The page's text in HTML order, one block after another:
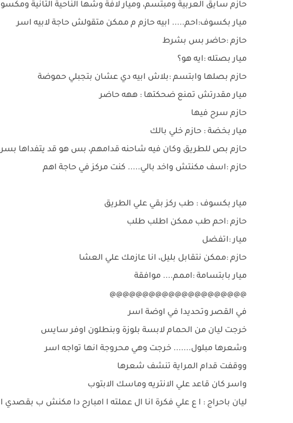
حازم سايق العربية ومبتسم، وميار لافة وشها الناحية التانية
ميار بكسوف:احم..... ابيه حازم م ممكن متقولش حاجة لابيه اسر
حازم :حاضر بس بشرط
ميار بصتله :ايه هو؟
حازم بصلها وابتسم :بلاش ابيه دي عشان بتجبلي حموضة
ميار مقدرتش تمنع ضحكتها : ههه حاضر
حازم سرح فيها
ميار بخضة : حازم خلي بالك
حازم بص للطريق وكان فيه شاحنه قدامهم، بس هو قد يتفداها
حازم :اسف مكنتش واخد بالي..... كنت مركز في حاجة اهم
ميار بكسوف : طب ركز بقي علي الطريق
حازم :احم طب ممكن اطلب طلب
ميار :اتفضل
حازم :ممكن نتقابل بليل، انا عازمك علي العشا
ميار بابتسامة :اممم.... موافقة
@@@@@@@@@@@@@@@@@@@@@
في القصر وتحديدا في اوضة اسر
خرجت ليان من الحمام لابسة بلوزة وبنطلون اوفر سايس
وشعرها مبلول....... خرجت وهي محروجة انها تواجه اسر
ووقفت قدام المراية تنشف شعرها
واسر كان قاعد علي الانتريه وماسك الابتوب
ليان باحراج : ا ع علي فكرة انا ال عملته ا امبارح دا مكنش ب بقصدي